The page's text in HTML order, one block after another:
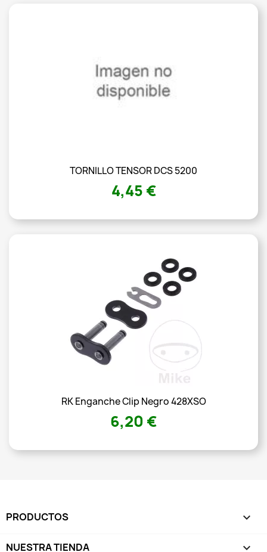
TORNILLO TENSOR DCS 5200
4,45 €
RK Enganche Clip Negro 428XSO
6,20 €
PRODUCTOS 
NUESTRA TIENDA 